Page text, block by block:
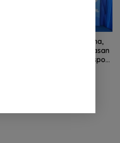
Sinergi Kementrans-Aruna,
Wamen Viva Yoga: Kawasan
Transmigrasi Sukses Ekspor